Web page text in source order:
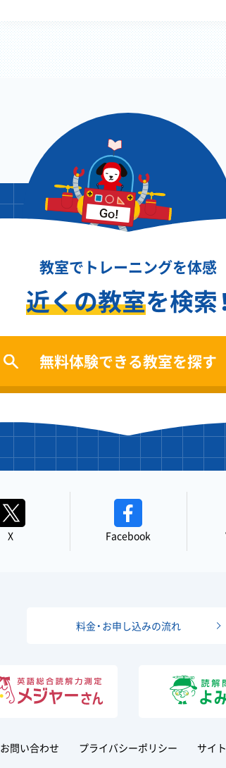
教室でトレーニングを体感
近くの教室を検索
無料体験できる教室を探す
X Facebook
料金・お申し込みの流れ
お問い合わせ プライバシーポリシー サイ